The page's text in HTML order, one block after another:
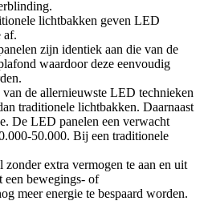
lichtbakken geven LED
af.
zijn identiek aan die van de
waardoor deze eenvoudig
de allernieuwste LED technieken
traditionele lichtbakken. Daarnaast
De LED panelen een verwacht
50.000. Bij een traditionele
extra vermogen te aan en uit
een bewegings- of
meer energie te bespaard worden.